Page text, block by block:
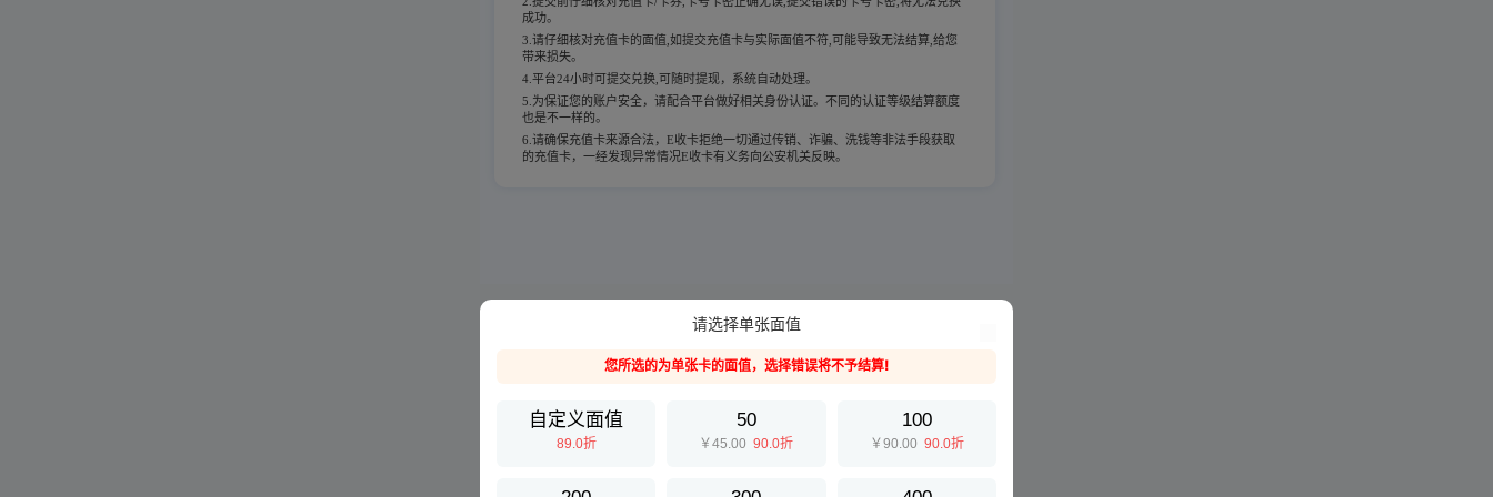
成功。
3.请仔细核对充值卡的面值,如提交充值卡与实际面值不符,可能导致无法结算,给您
带来损失。
4.平台24小时可提交兑换,可随时提现，系统自动处理。
5.为保证您的账户安全，请配合平台做好相关身份认证。不同的认证等级结算额度
也是不一样的。
6.请确保充值卡来源合法，E收卡拒绝一切通过传销、诈骗、洗钱等非法手段获取
的充值卡，一经发现异常情况E收卡有义务向公安机关反映。
请选择单张面值
您所选的为单张卡的面值，选择错误将不予结算!
自定义面值
89.0折
50
￥45.0090.0折
100
￥90.00 90.0折